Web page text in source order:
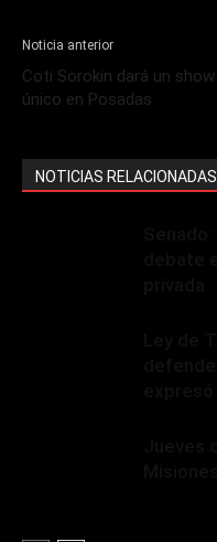
Noticia anterior
Coti Sorokin dará un show
único en Posadas
NOTICIAS RELACIONADAS